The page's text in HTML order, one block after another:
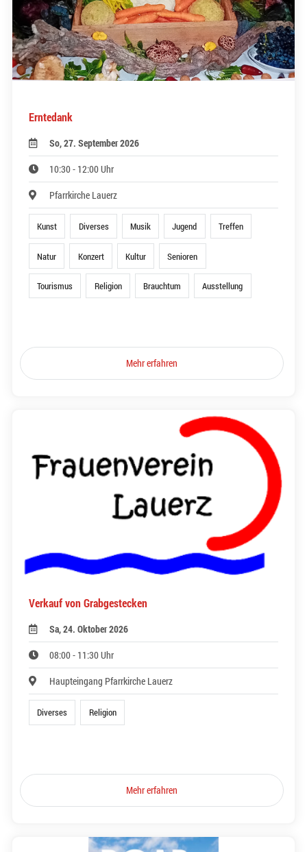
Erntedank
So, 27. September 2026
10:30 - 12:00 Uhr
Pfarrkirche Lauerz
Kunst Diverses Musik Jugend Treffen
Natur Konzert Kultur Senioren
Tourismus Religion Brauchtum Ausstellung
Mehr erfahren
Verkauf von Grabgestecken
Sa, 24. Oktober 2026
08:00 - 11:30 Uhr
Haupteingang Pfarrkirche Lauerz
Diverses Religion
Mehr erfahren